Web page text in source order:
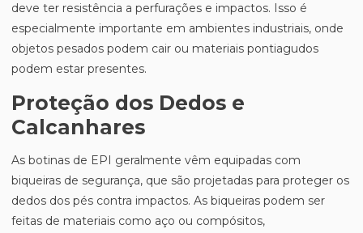
deve ter resistência a perfurações e impactos. Isso é
especialmente importante em ambientes industriais, onde
objetos pesados podem cair ou materiais pontiagudos
podem estar presentes.
Proteção dos Dedos e
Calcanhares
As botinas de EPI geralmente vêm equipadas com
biqueiras de segurança, que são projetadas para proteger os
dedos dos pés contra impactos. As biqueiras podem ser
feitas de materiais como aço ou compósitos,